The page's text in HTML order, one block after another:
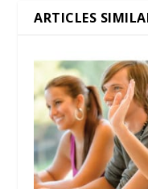
ARTICLES